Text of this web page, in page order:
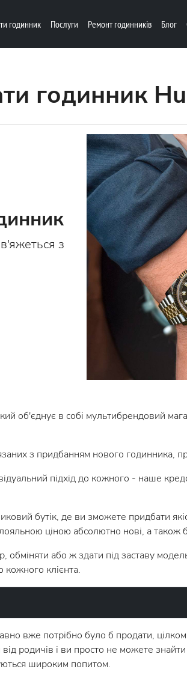
годинник Послуги Ремонт годинників Блог
годинник
з
об'єднує в собі мультибрендовий
з придбанням нового годинника,
підхід до кожного - наше
бутік, де ви зможете придбати
ціною абсолютно нові, а також
або ж здати під заставу
кожного клієнта.
вже потрібно було б продати,
родичів і ви просто не можете знайти
широким попитом.